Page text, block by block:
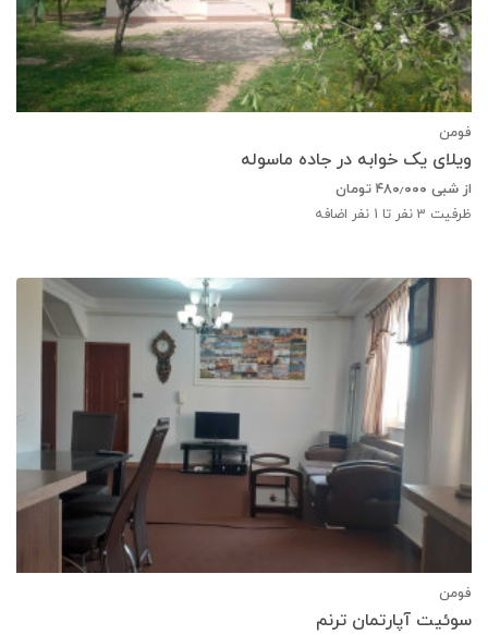
فومن
ویلای یک خوابه در جاده ماسوله
از شبی ۴۸۰٫۰۰۰ تومان
ظرفیت 3 نفر تا 1 نفر اضافه
فومن
سوئیت آپارتمان ترنم